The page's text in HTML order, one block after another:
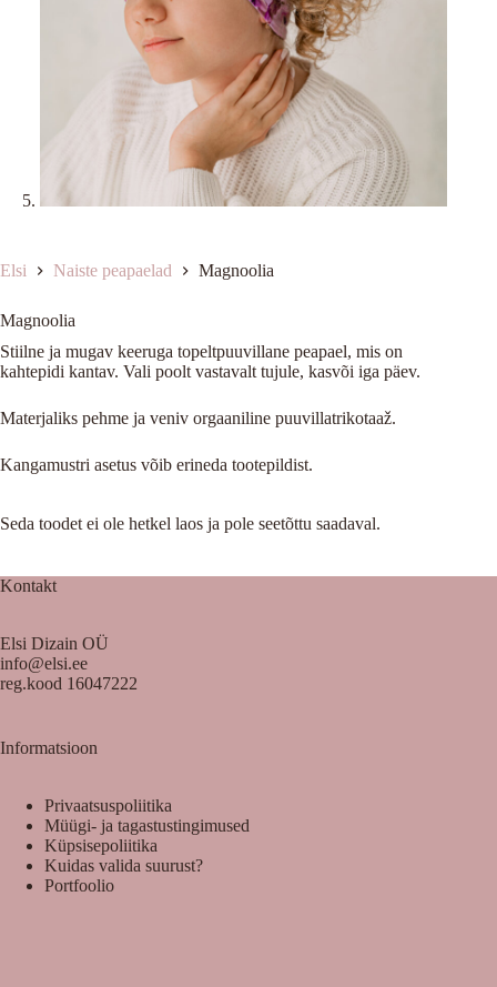
Elsi Naiste peapaelad Magnoolia
Magnoolia
Stiilne ja mugav keeruga topeltpuuvillane peapael, mis on
kahtepidi kantav. Vali poolt vastavalt tujule, kasvõi iga päev.
Materjaliks pehme ja veniv orgaaniline puuvillatrikotaaž.
Kangamustri asetus võib erineda tootepildist.
Seda toodet ei ole hetkel laos ja pole seetõttu saadaval.
Kontakt
Elsi Dizain OÜ
info@elsi.ee
reg.kood 16047222
Informatsioon
Privaatsuspoliitika
Müügi- ja tagastustingimused
Küpsisepoliitika
Kuidas valida suurust?
Portfoolio